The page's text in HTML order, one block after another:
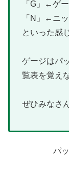
「G」←ゲ
「N」←ニ
といった感
ゲージはパ
覧表を覚え
ぜひみなさ
パ